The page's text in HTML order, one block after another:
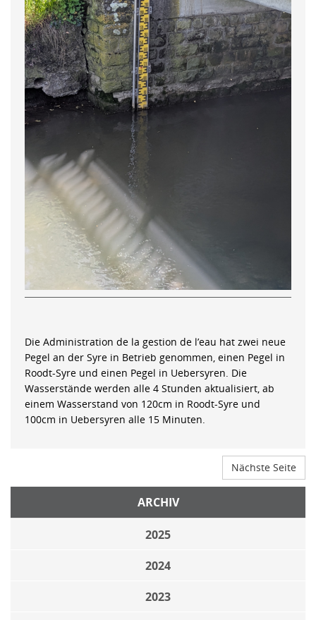
Die Administration de la gestion de l’eau hat zwei neue
Pegel an der Syre in Betrieb genommen, einen Pegel in
Roodt-Syre und einen Pegel in Uebersyren. Die
Wasserstände werden alle 4 Stunden aktualisiert, ab
einem Wasserstand von 120cm in Roodt-Syre und
100cm in Uebersyren alle 15 Minuten.
Nächste Seite
ARCHIV
2025
2024
2023